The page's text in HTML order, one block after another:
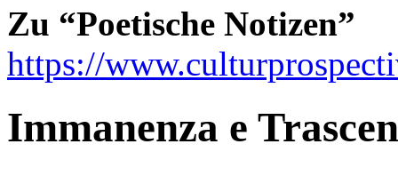
Zu “Poetische Notizen”
https://
Immanenza e